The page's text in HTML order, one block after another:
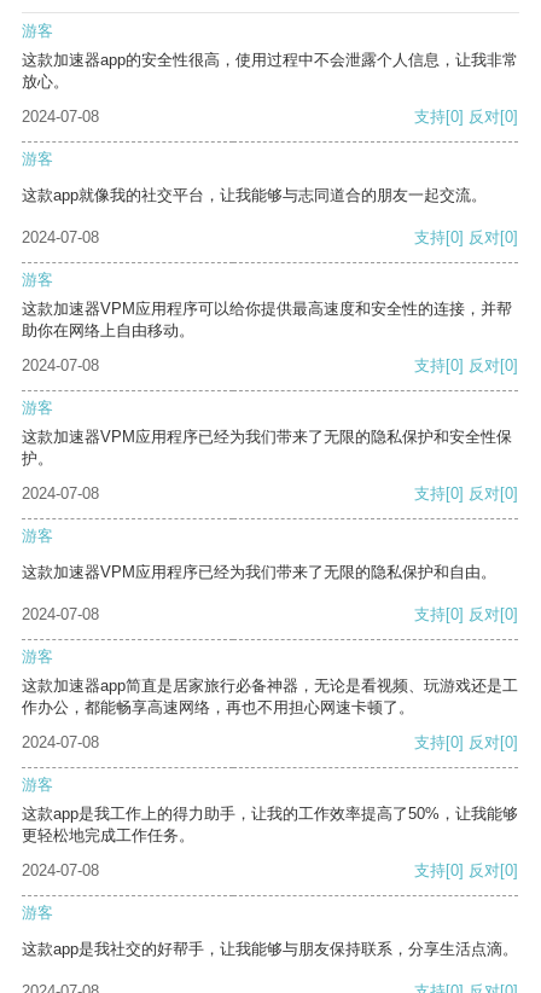
游客
这款加速器app的安全性很高，使用过程中不会泄露个人信息，让我非常
放心。
2024-07-08
支持[0] 反对[0]
游客
这款app就像我的社交平台，让我能够与志同道合的朋友一起交流。
2024-07-08 支持[0] 反对[0]
游客
这款加速器VPM应用程序可以给你提供最高速度和安全性的连接，并帮
助你在网络上自由移动。
2024-07-08
支持[0] 反对[0]
游客
这款加速器VPM应用程序已经为我们带来了无限的隐私保护和安全性保
护。
2024-07-08
支持[0] 反对[0]
游客
这款加速器VPM应用程序已经为我们带来了无限的隐私保护和自由。
2024-07-08 支持[0] 反对[0]
游客
这款加速器app简直是居家旅行必备神器，无论是看视频、玩游戏还是工
作办公，都能畅享高速网络，再也不用担心网速卡顿了。
2024-07-08
支持[0] 反对[0]
游客
这款app是我工作上的得力助手，让我的工作效率提高了50%，让我能够
更轻松地完成工作任务。
2024-07-08
支持[0] 反对[0]
游客
这款app是我社交的好帮手，让我能够与朋友保持联系，分享生活点滴。